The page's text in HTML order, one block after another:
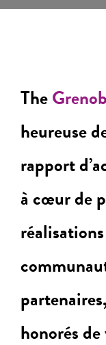
The
heureuse
rapport
à cœur de
honorés